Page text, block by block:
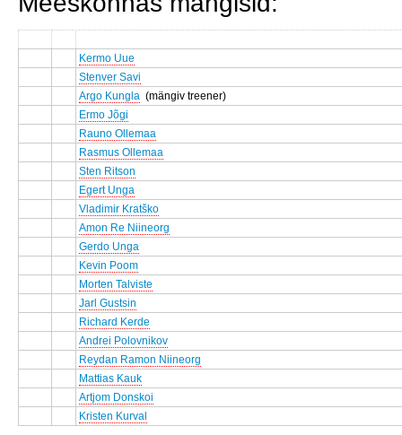
Kermo Uue
Stenver Savi
Argo Kungla (mängiv treener)
Ermo Jõgi
Rauno Ollemaa
Rasmus Ollemaa
Sten Ritson
Egert Unga
Vladimir Kratško
Amon Re Niineorg
Gerdo Unga
Kevin Poom
Morten Talviste
Jarl Gustsin
Richard Kerde
Andrei Polovnikov
Reydan Ramon Niineorg
Mattias Kauk
Artjom Donskoi
Kristen Kurval